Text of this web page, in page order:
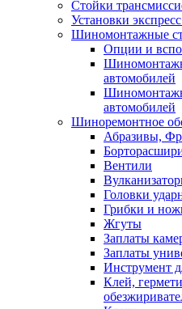
Стойки
Установки
Шиномонтажные
Опции и
автомобилей
автомобилей
Шиноремонтное
Абразивы,
Вентили
Головки
Грибки и
Жгуты
Заплаты
Заплаты
Инструмент
Клей,